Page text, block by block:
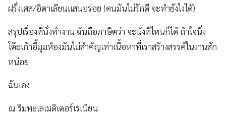
ฝรั่งเศส/อิตาเลียนแสนอร่อย (คนมันไม่รักดี จะทำยังไงได้)
สรุปเรื่องที่นั่งทำงาน ฉันถือภาษิตว่า จะนั่งที่ไหนก็ได้ ถ้าใจนิ่ง
โต๊ะเก้าอี้มุมห้องมันไม่สำคัญเท่าเนื้อหาที่เราสร้างสรรค์ในงานสัก
หน่อย
ฉันเอง
ณ ริมทะเลเมดิเตอร์เรเนียน